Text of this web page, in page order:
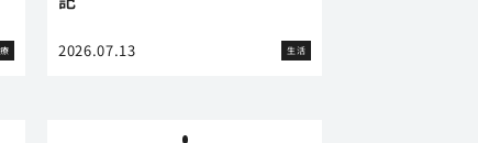
2026.07.13 生活